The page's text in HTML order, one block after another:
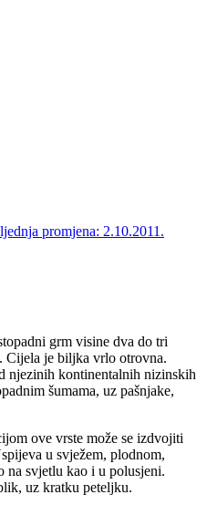
promjena: 2.10.2011.
grm visine dva do tri
Cijela je biljka vrlo otrovna.
njezinih kontinentalnih nizinskih
šumama, uz pašnjake,
ove vrste može se izdvojiti
u svježem, plodnom,
na svjetlu kao i u polusjeni.
uz kratku peteljku.